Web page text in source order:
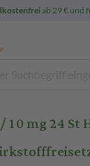
ab 29 € und
10 mg 24